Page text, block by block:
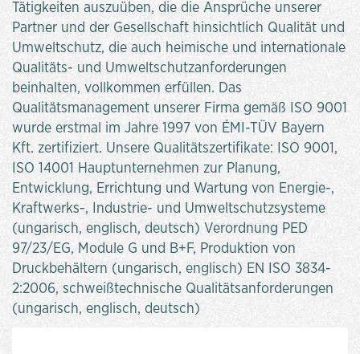
Tätigkeiten auszuüben, die die Ansprüche unserer
Partner und der Gesellschaft hinsichtlich Qualität und
Umweltschutz, die auch heimische und internationale
Qualitäts- und Umweltschutzanforderungen
beinhalten, vollkommen erfüllen. Das
Qualitätsmanagement unserer Firma gemäß ISO 9001
wurde erstmal im Jahre 1997 von ÉMI-TÜV Bayern
Kft. zertifiziert. Unsere Qualitätszertifikate: ISO 9001,
ISO 14001 Hauptunternehmen zur Planung,
Entwicklung, Errichtung und Wartung von Energie-,
Kraftwerks-, Industrie- und Umweltschutzsysteme
(ungarisch, englisch, deutsch) Verordnung PED
97/23/EG, Module G und B+F, Produktion von
Druckbehältern (ungarisch, englisch) EN ISO 3834-
2:2006, schweißtechnische Qualitätsanforderungen
(ungarisch, englisch, deutsch)